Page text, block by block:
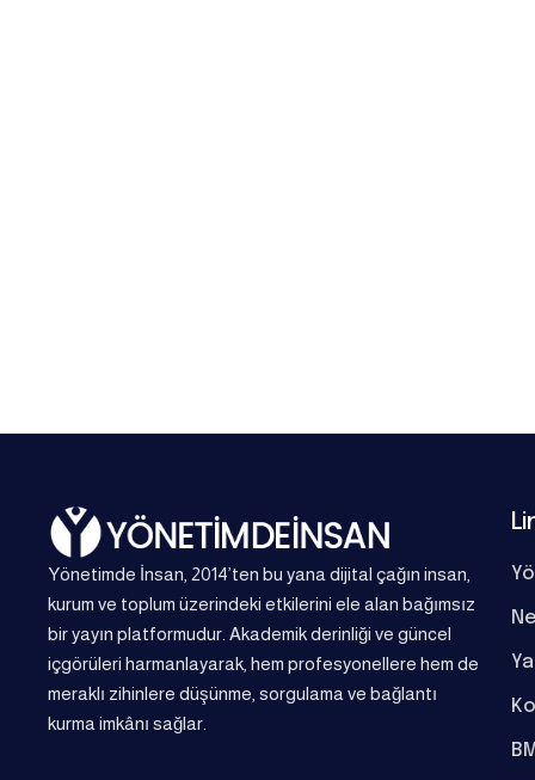
Yönetimde İnsan, 2014’ten bu yana dijital çağın insan,
kurum ve toplum üzerindeki etkilerini ele alan bağımsız
bir yayın platformudur. Akademik derinliği ve güncel
içgörüleri harmanlayarak, hem profesyonellere hem de
meraklı zihinlere düşünme, sorgulama ve bağlantı
kurma imkânı sağlar.